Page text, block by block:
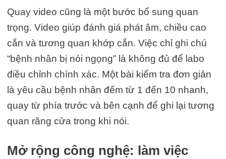
Quay video cũng là một bước bổ sung quan
trọng. Video giúp đánh giá phát âm, chiều cao
cắn và tương quan khớp cắn. Việc chỉ ghi chú
“bệnh nhân bị nói ngọng” là không đủ để labo
điều chỉnh chính xác. Một bài kiểm tra đơn giản
là yêu cầu bệnh nhân đếm từ 1 đến 10 nhanh,
quay từ phía trước và bên cạnh để ghi lại tương
quan răng cửa trong khi nói.
Mở rộng công nghệ: làm việc